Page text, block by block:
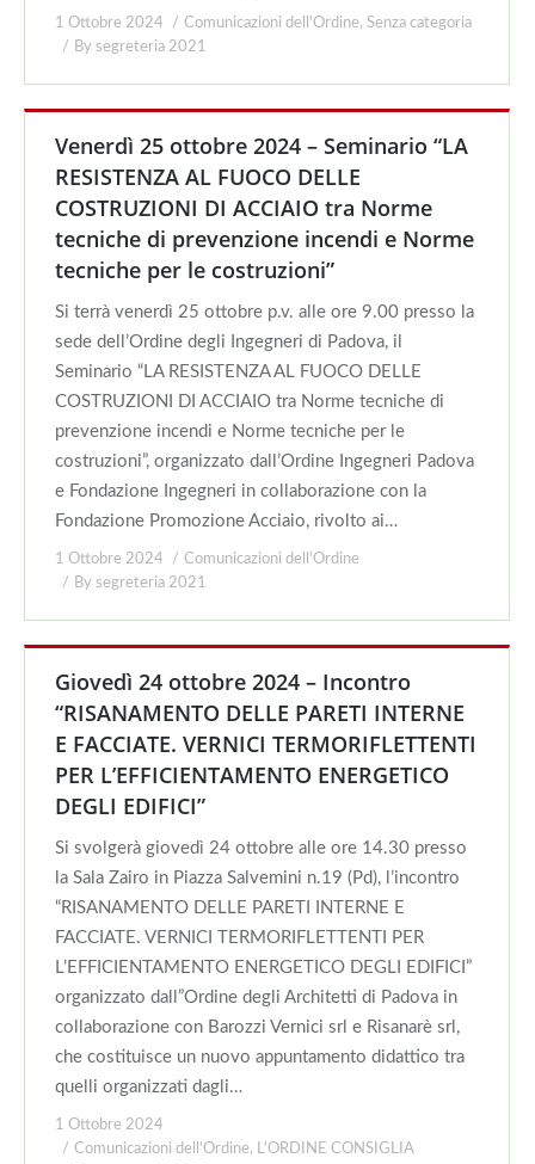
1 Ottobre 2024 Comunicazioni dell'Ordine, Senza categoria
By segreteria 2021
Venerdì 25 ottobre 2024 – Seminario “LA
RESISTENZA AL FUOCO DELLE
COSTRUZIONI DI ACCIAIO tra Norme
tecniche di prevenzione incendi e Norme
tecniche per le costruzioni”
Si terrà venerdì 25 ottobre p.v. alle ore 9.00 presso la
sede dell’Ordine degli Ingegneri di Padova, il
Seminario “LA RESISTENZA AL FUOCO DELLE
COSTRUZIONI DI ACCIAIO tra Norme tecniche di
prevenzione incendi e Norme tecniche per le
costruzioni”, organizzato dall’Ordine Ingegneri Padova
e Fondazione Ingegneri in collaborazione con la
Fondazione Promozione Acciaio, rivolto ai…
1 Ottobre 2024
Comunicazioni dell'Ordine
By segreteria 2021
Giovedì 24 ottobre 2024 – Incontro
“RISANAMENTO DELLE PARETI INTERNE
E FACCIATE. VERNICI TERMORIFLETTENTI
PER L’EFFICIENTAMENTO ENERGETICO
DEGLI EDIFICI”
Si svolgerà giovedì 24 ottobre alle ore 14.30 presso
la Sala Zairo in Piazza Salvemini n.19 (Pd), l’incontro
“RISANAMENTO DELLE PARETI INTERNE E
FACCIATE. VERNICI TERMORIFLETTENTI PER
L’EFFICIENTAMENTO ENERGETICO DEGLI EDIFICI”
organizzato dall”Ordine degli Architetti di Padova in
collaborazione con Barozzi Vernici srl e Risanarè srl,
che costituisce un nuovo appuntamento didattico tra
quelli organizzati dagli…
1 Ottobre 2024
Comunicazioni dell'Ordine, L'ORDINE CONSIGLIA